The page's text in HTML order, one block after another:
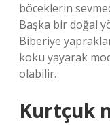
böceklerin
Başka bir doğal
Biberiye
koku yayarak
olabilir.
Kurtçuk